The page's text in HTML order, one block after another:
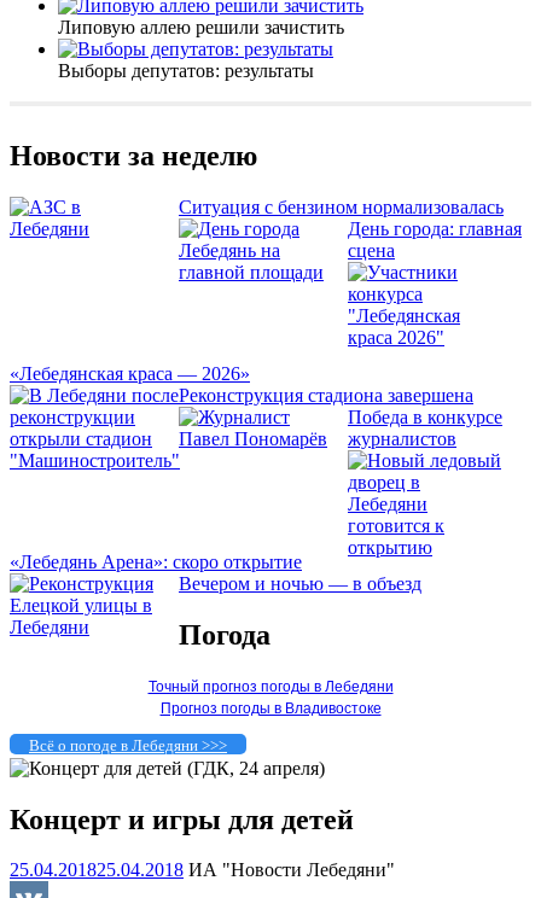
Липовую аллею решили зачистить
Выборы депутатов: результаты
Новости за неделю
Ситуация с бензином нормализовалась
День города: главная
сцена
«Лебедянская краса — 2026»
Реконструкция стадиона завершена
Победа в конкурсе
журналистов
«Лебедянь Арена»: скоро открытие
Вечером и ночью — в объезд
Погода
Точный прогноз погоды в Лебедяни
Прогноз погоды в Владивостоке
Всё о погоде в Лебедяни >>>
Концерт и игры для детей
25.04.201825.04.2018 ИА "Новости Лебедяни"